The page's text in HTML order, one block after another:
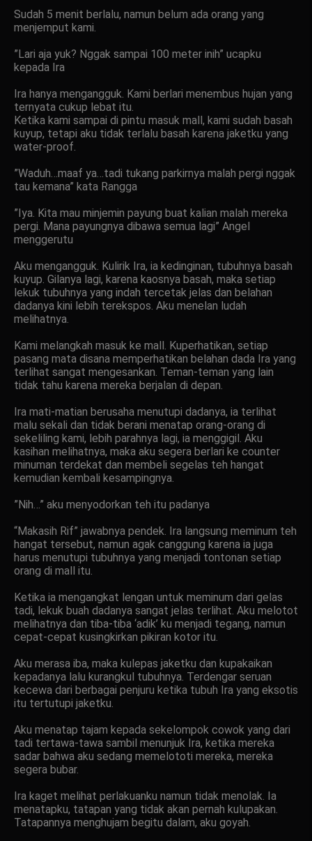
Sudah 5 menit berlalu, namun belum ada orang yang
menjemput kami.
”Lari aja yuk? Nggak sampai 100 meter inih” ucapku
kepada Ira
Ira hanya mengangguk. Kami berlari menembus hujan yang
ternyata cukup lebat itu.
Ketika kami sampai di pintu masuk mall, kami sudah basah
kuyup, tetapi aku tidak terlalu basah karena jaketku yang
water-proof.
”Waduh…maaf ya…tadi tukang parkirnya malah pergi nggak
tau kemana” kata Rangga
”Iya. Kita mau minjemin payung buat kalian malah mereka
pergi. Mana payungnya dibawa semua lagi” Angel
menggerutu
Aku mengangguk. Kulirik Ira, ia kedinginan, tubuhnya basah
kuyup. Gilanya lagi, karena kaosnya basah, maka setiap
lekuk tubuhnya yang indah tercetak jelas dan belahan
dadanya kini lebih terekspos. Aku menelan ludah
melihatnya.
Kami melangkah masuk ke mall. Kuperhatikan, setiap
pasang mata disana memperhatikan belahan dada Ira yang
terlihat sangat mengesankan. Teman-teman yang lain
tidak tahu karena mereka berjalan di depan.
Ira mati-matian berusaha menutupi dadanya, ia terlihat
malu sekali dan tidak berani menatap orang-orang di
sekeliling kami, lebih parahnya lagi, ia menggigil. Aku
kasihan melihatnya, maka aku segera berlari ke counter
minuman terdekat dan membeli segelas teh hangat
kemudian kembali kesampingnya.
”Nih…” aku menyodorkan teh itu padanya
“Makasih Rif” jawabnya pendek. Ira langsung meminum teh
hangat tersebut, namun agak canggung karena ia juga
harus menutupi tubuhnya yang menjadi tontonan setiap
orang di mall itu.
Ketika ia mengangkat lengan untuk meminum dari gelas
tadi, lekuk buah dadanya sangat jelas terlihat. Aku melotot
melihatnya dan tiba-tiba ‘adik’ ku menjadi tegang, namun
cepat-cepat kusingkirkan pikiran kotor itu.
Aku merasa iba, maka kulepas jaketku dan kupakaikan
kepadanya lalu kurangkul tubuhnya. Terdengar seruan
kecewa dari berbagai penjuru ketika tubuh Ira yang eksotis
itu tertutupi jaketku.
Aku menatap tajam kepada sekelompok cowok yang dari
tadi tertawa-tawa sambil menunjuk Ira, ketika mereka
sadar bahwa aku sedang memelototi mereka, mereka
segera bubar.
Ira kaget melihat perlakuanku namun tidak menolak. Ia
menatapku, tatapan yang tidak akan pernah kulupakan.
Tatapannya menghujam begitu dalam, aku goyah.